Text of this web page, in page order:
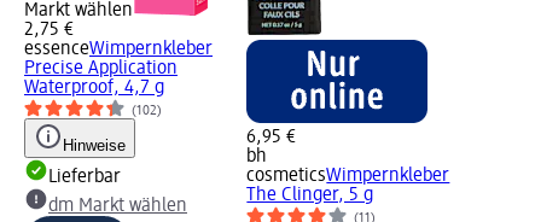
Markt wählen
2,75 €
essenceWimpernkleber
Precise Application
Waterproof, 4,7 g
(102)
Hinweise
Lieferbar
dm Markt wählen
6,95 €
bh
cosmeticsWimpernkleber
The Clinger, 5 g
(11)